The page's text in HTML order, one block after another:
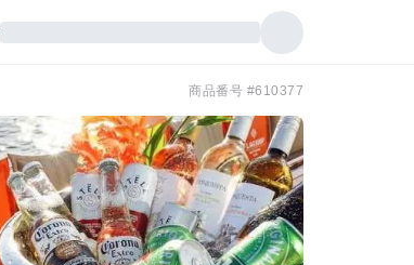
商品番号 #610377